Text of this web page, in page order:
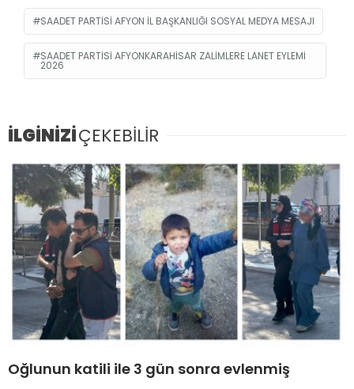
SAADET PARTISI AFYON IL BAŞKANLIĞI SOSYAL MEDYA MESAJI
SAADET PARTISI AFYONKARAHISAR ZALIMLERE LANET EYLEMI
2026
İLGİNİZİÇEKEBİLİR
Oğlunun katili ile 3 gün sonra evlenmiş